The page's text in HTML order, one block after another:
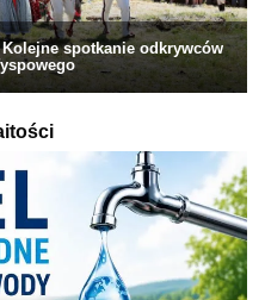
spotkanie odkrywców